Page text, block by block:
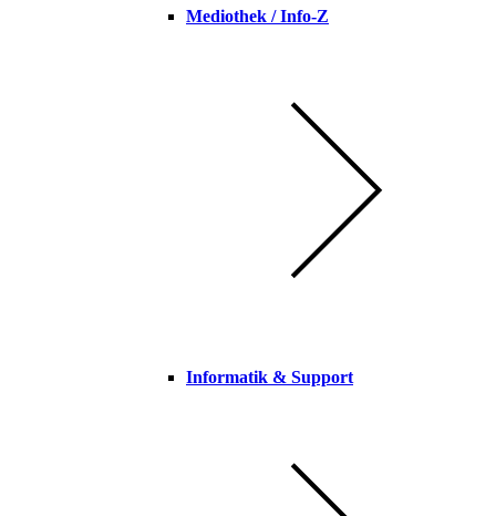
Mediothek / Info-Z
Informatik & Support